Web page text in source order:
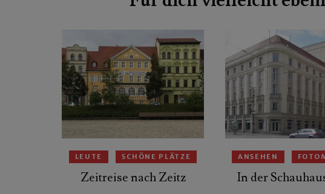
LEUTE SCHÖNE PLÄTZE
Zeitreise nach Zeitz
ANSEHEN
In der